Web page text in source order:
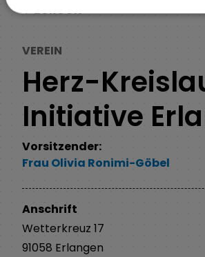
ZURÜCK
VEREIN
Herz-
Initiative
Vorsitzender:
Frau Olivia Ronimi-Göbel
Anschrift
Wetterkreuz 17
91058 Erlangen